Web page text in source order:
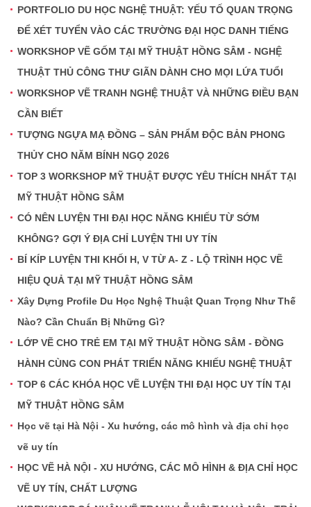
PORTFOLIO DU HỌC NGHỆ THUẬT: YẾU TỐ QUAN TRỌNG
ĐỂ XÉT TUYỂN VÀO CÁC TRƯỜNG ĐẠI HỌC DANH TIẾNG
WORKSHOP VẼ GỐM TẠI MỸ THUẬT HỒNG SÂM - NGHỆ
THUẬT THỦ CÔNG THƯ GIÃN DÀNH CHO MỌI LỨA TUỔI
WORKSHOP VẼ TRANH NGHỆ THUẬT VÀ NHỮNG ĐIỀU BẠN
CẦN BIẾT
TƯỢNG NGỰA MẠ ĐỒNG – SẢN PHẨM ĐỘC BẢN PHONG
THỦY CHO NĂM BÍNH NGỌ 2026
TOP 3 WORKSHOP MỸ THUẬT ĐƯỢC YÊU THÍCH NHẤT TẠI
MỸ THUẬT HỒNG SÂM
CÓ NÊN LUYỆN THI ĐẠI HỌC NĂNG KHIẾU TỪ SỚM
KHÔNG? GỢI Ý ĐỊA CHỈ LUYỆN THI UY TÍN
BÍ KÍP LUYỆN THI KHỐI H, V TỪ A- Z - LỘ TRÌNH HỌC VẼ
HIỆU QUẢ TẠI MỸ THUẬT HỒNG SÂM
Xây Dựng Profile Du Học Nghệ Thuật Quan Trọng Như Thế
Nào? Cần Chuẩn Bị Những Gì?
LỚP VẼ CHO TRẺ EM TẠI MỸ THUẬT HỒNG SÂM - ĐỒNG
HÀNH CÙNG CON PHÁT TRIỂN NĂNG KHIẾU NGHỆ THUẬT
TOP 6 CÁC KHÓA HỌC VẼ LUYỆN THI ĐẠI HỌC UY TÍN TẠI
MỸ THUẬT HỒNG SÂM
Học vẽ tại Hà Nội - Xu hướng, các mô hình và địa chỉ học
vẽ uy tín
HỌC VẼ HÀ NỘI - XU HƯỚNG, CÁC MÔ HÌNH & ĐỊA CHỈ HỌC
VẼ UY TÍN, CHẤT LƯỢNG